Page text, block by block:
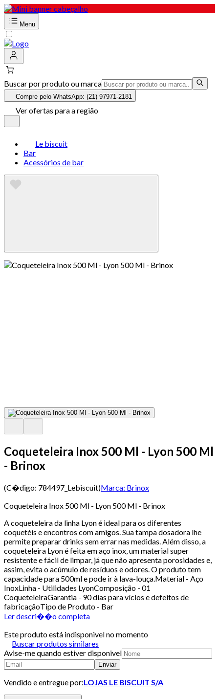
Menu
Buscar por produto ou marca
Compre pelo WhatsApp: (21) 97971-2181
Ver ofertas para a região
Le biscuit
Bar
Acessórios de bar
Coqueteleira Inox 500 Ml - Lyon 500 Ml
- Brinox
(C�digo: 784497_Lebiscuit)Marca: Brinox
Coqueteleira Inox 500 Ml - Lyon 500 Ml - Brinox
A coqueteleira da linha Lyon é ideal para os diferentes
coquetéis e encontros com amigos. Sua tampa dosadora lhe
permite preparar drinks sem errar nas medidas. Além disso, a
coqueteleira Lyon é feita em aço inox, um material super
resistente e fácil de limpar, já que não apresenta porosidades e,
assim, evita o acúmulo de resíduos e odores. O produto tem
capacidade para 500ml e pode ir à lava-louça.Material - Aço
InoxLinha - Utilidades LyonComposição - 01
CoqueteleiraGarantia - 90 dias para vícios e defeitos de
fabricaçãoTipo de Produto - Bar
Ler descri��o completa
Este produto está indisponivel no momento
Buscar produtos similares
Avise-me quando estiver disponivel
Enviar
Vendido e entregue por:LOJAS LE BISCUIT S/A